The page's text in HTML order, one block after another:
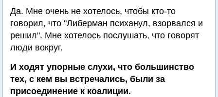
Да. Мне очень не хотелось, чтобы кто-то
говорил, что "Либерман психанул, взорвался и
решил". Мне хотелось послушать, что говорят
люди вокруг.
И ходят упорные слухи, что большинство
тех, с кем вы встречались, были за
присоединение к коалиции.